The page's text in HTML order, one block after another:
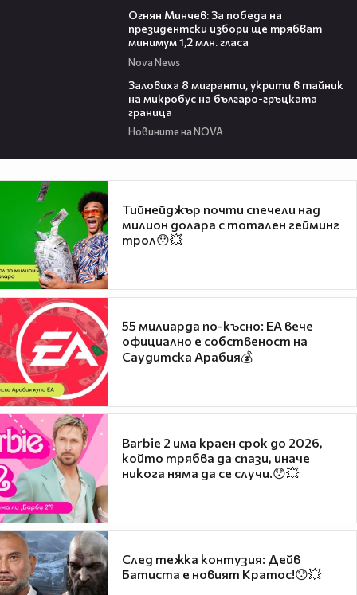
Огнян Минчев: За победа на
президентски избори ще трябват
минимум 1,2 млн. гласа
Nova News
Заловиха 8 мигранти, укрити в тайник
на микробус на българо-гръцката
граница
Новините на NOVA
Тийнейджър почти спечели над
милион долара с тотален гейминг
трол😯💥
55 милиарда по-късно: EA вече
официално е собственост на
Саудитска Арабия💰
Barbie 2 има краен срок до 2026,
който трябва да спази, иначе
никога няма да се случи.😯💥
След тежка контузия: Дейв
Батиста е новият Кратос!😯💥